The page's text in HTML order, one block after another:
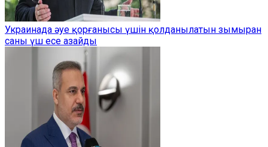
Украинада әуе қорғанысы үшін қолданылатын зымыран
саны үш есе азайды